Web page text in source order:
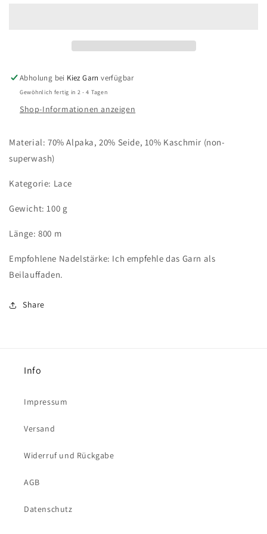
Abholung bei Kiez Garn verfügbar
Gewöhnlich fertig in 2 - 4 Tagen
Shop-Informationen anzeigen
Material: 70% Alpaka, 20% Seide, 10% Kaschmir (non-
superwash)
Kategorie: Lace
Gewicht: 100 g
Länge: 800 m
Empfohlene Nadelstärke: Ich empfehle das Garn als
Beilauffaden.
Share
Info
Impressum
Versand
Widerruf und Rückgabe
AGB
Datenschutz